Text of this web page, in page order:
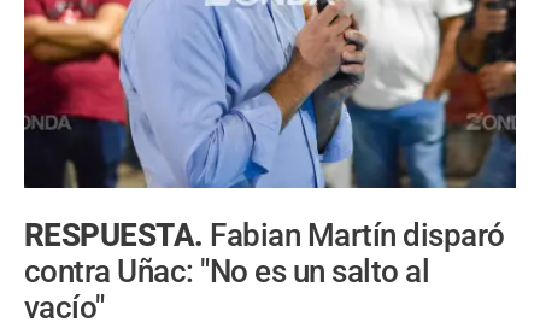
RESPUESTA. Fabian Martín disparó
contra Uñac: "No es un salto al
vacío"